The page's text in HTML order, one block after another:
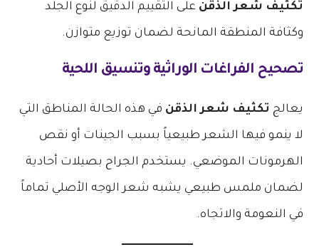
تكثيف شعر الذقن على التقييم الدقيق لنوع الجلد
وكثافة المنطقة المانحة لضمان توزيع متوازن.
تصحيح الفراغات الوراثية وتنسيق اللحية
يعالج تكثيف شعر الذقن في هذه الحالة المناطق التي
لا ينمو فيها الشعر طبيعياً بسبب الجينات أو نقص
الهرمونات الموضعي. يستخدم الجراح بصيلات أحادية
لضمان ملمس طبيعي يشبه شعر الوجه الأصلي تماماً
في النعومة والاتجاه.